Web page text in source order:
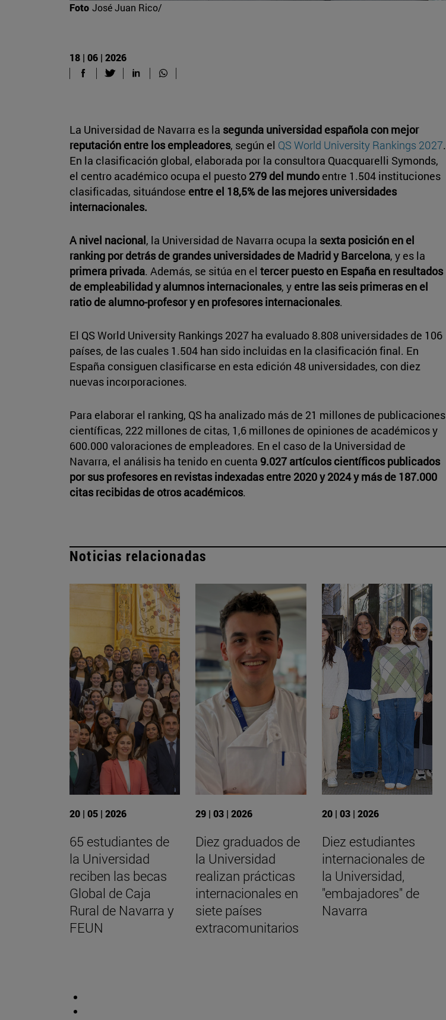
Foto José Juan Rico/
18 | 06 | 2026
La Universidad de Navarra es la segunda universidad española con mejor
reputación entre los empleadores, según el QS World University Rankings 2027.
En la clasificación global, elaborada por la consultora Quacquarelli Symonds,
el centro académico ocupa el puesto 279 del mundo entre 1.504 instituciones
clasificadas, situándose entre el 18,5% de las mejores universidades
internacionales.
A nivel nacional, la Universidad de Navarra ocupa la sexta posición en el
ranking por detrás de grandes universidades de Madrid y Barcelona, y es la
primera privada. Además, se sitúa en el tercer puesto en España en resultados
de empleabilidad y alumnos internacionales, y entre las seis primeras en el
ratio de alumno-profesor y en profesores internacionales.
El QS World University Rankings 2027 ha evaluado 8.808 universidades de 106
países, de las cuales 1.504 han sido incluidas en la clasificación final. En
España consiguen clasificarse en esta edición 48 universidades, con diez
nuevas incorporaciones.
Para elaborar el ranking, QS ha analizado más de 21 millones de publicaciones
científicas, 222 millones de citas, 1,6 millones de opiniones de académicos y
600.000 valoraciones de empleadores. En el caso de la Universidad de
Navarra, el análisis ha tenido en cuenta 9.027 artículos científicos publicados
por sus profesores en revistas indexadas entre 2020 y 2024 y más de 187.000
citas recibidas de otros académicos.
Noticias relacionadas
20 | 05 | 2026
65 estudiantes de
la Universidad
reciben las becas
Global de Caja
Rural de Navarra y
FEUN
29 | 03 | 2026
Diez graduados de
la Universidad
realizan prácticas
internacionales en
siete países
extracomunitarios
20 | 03 | 2026
Diez estudiantes
internacionales de
la Universidad,
"embajadores" de
Navarra